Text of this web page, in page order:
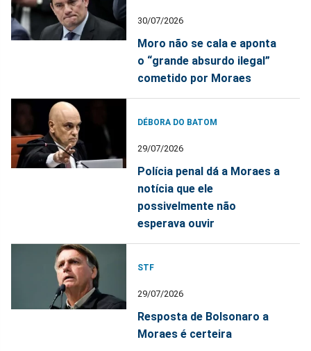
30/07/2026
Moro não se cala e aponta
o “grande absurdo ilegal”
cometido por Moraes
DÉBORA DO BATOM
29/07/2026
Polícia penal dá a Moraes a
notícia que ele
possivelmente não
esperava ouvir
STF
29/07/2026
Resposta de Bolsonaro a
Moraes é certeira